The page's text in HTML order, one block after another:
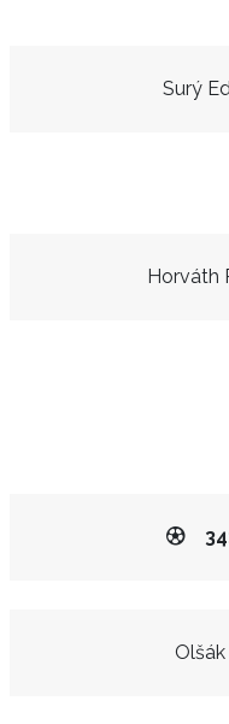
Surý
Horváth
Olšák